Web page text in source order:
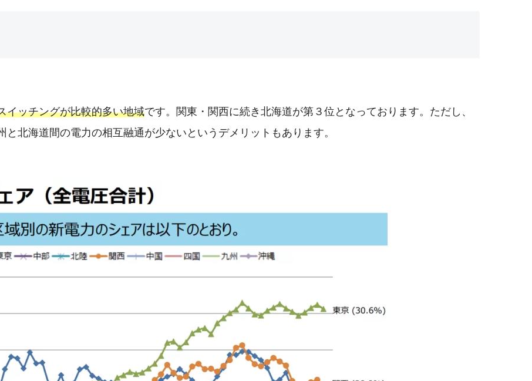
イッチングが比較的多い地域です。関東・関西に続き北海道が第３位となっております。ただし、
北海道間の電力の相互融通が少ないというデメリットもあります。